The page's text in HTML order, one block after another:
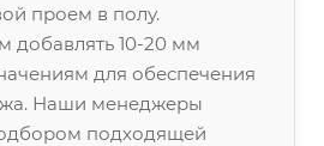
проем в полу.
добавлять 10-20 мм
для обеспечения
Наши менеджеры
подходящей